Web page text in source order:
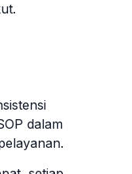
dalam